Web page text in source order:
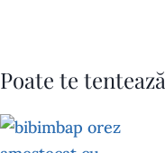
Poate te tentează